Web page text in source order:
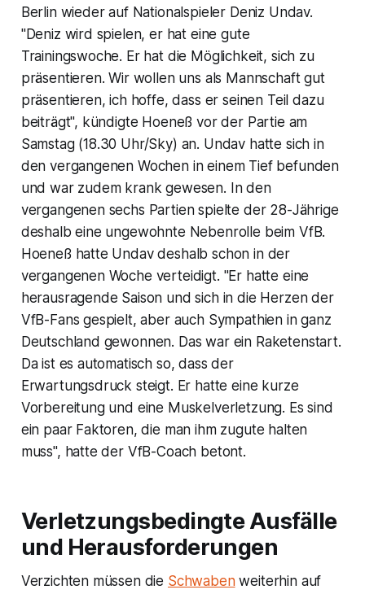
Berlin wieder auf Nationalspieler Deniz Undav.
"Deniz wird spielen, er hat eine gute
Trainingswoche. Er hat die Möglichkeit, sich zu
präsentieren. Wir wollen uns als Mannschaft gut
präsentieren, ich hoffe, dass er seinen Teil dazu
beiträgt", kündigte Hoeneß vor der Partie am
Samstag (18.30 Uhr/Sky) an. Undav hatte sich in
den vergangenen Wochen in einem Tief befunden
und war zudem krank gewesen. In den
vergangenen sechs Partien spielte der 28-Jährige
deshalb eine ungewohnte Nebenrolle beim VfB.
Hoeneß hatte Undav deshalb schon in der
vergangenen Woche verteidigt. "Er hatte eine
herausragende Saison und sich in die Herzen der
VfB-Fans gespielt, aber auch Sympathien in ganz
Deutschland gewonnen. Das war ein Raketenstart.
Da ist es automatisch so, dass der
Erwartungsdruck steigt. Er hatte eine kurze
Vorbereitung und eine Muskelverletzung. Es sind
ein paar Faktoren, die man ihm zugute halten
muss", hatte der VfB-Coach betont.
Verletzungsbedingte Ausfälle
und Herausforderungen
Verzichten müssen die Schwabenweiterhin auf